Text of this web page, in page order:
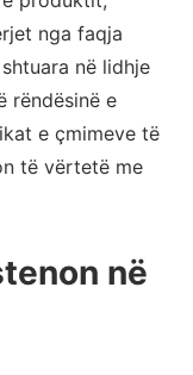
nga faqja
në lidhje
rëndësinë e
e çmimeve të
të vërtetë me
në